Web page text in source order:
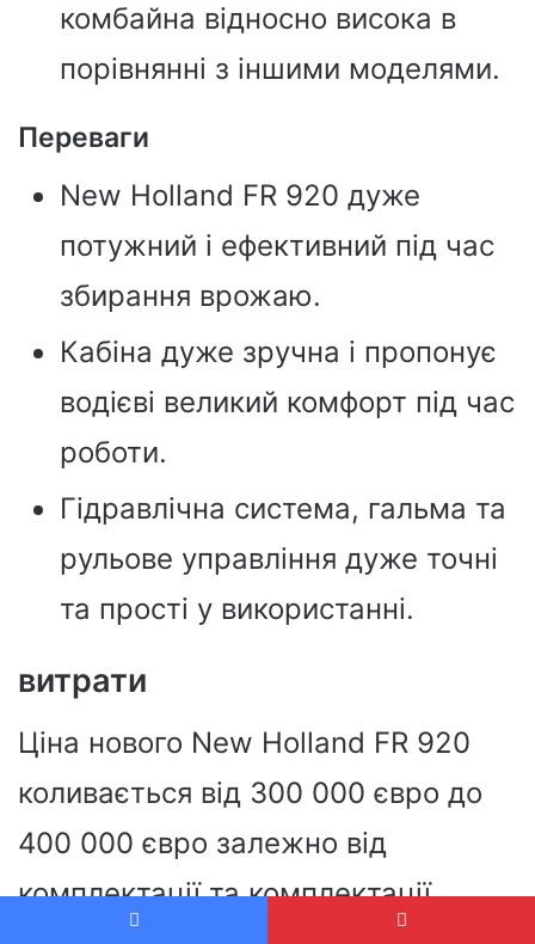
комбайна відносно висока в
порівнянні з іншими моделями.
Переваги
New Holland FR 920 дуже
потужний і ефективний під час
збирання врожаю.
Кабіна дуже зручна і пропонує
водієві великий комфорт під час
роботи.
Гідравлічна система, гальма та
рульове управління дуже точні
та прості у використанні.
витрати
Ціна нового New Holland FR 920
коливається від 300 000 євро до
400 000 євро залежно від
комплектації та комплектації.